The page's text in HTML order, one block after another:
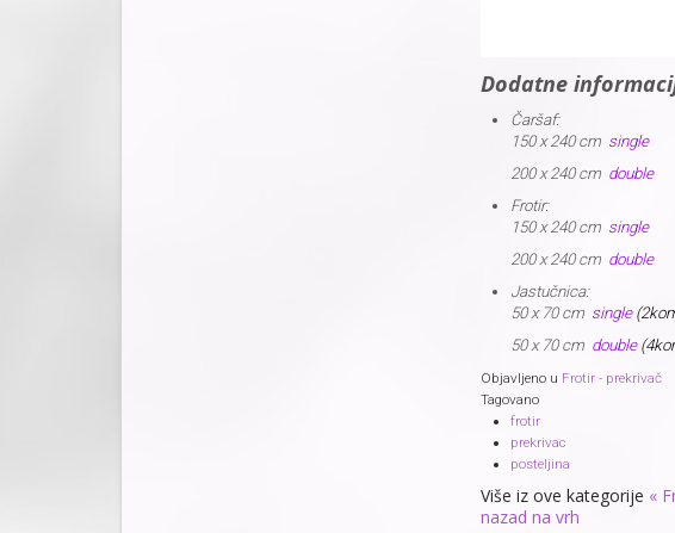
Dodatne
Čaršaf:
150 x 240 cm single
200 x 240 cm double
Frotir:
150 x 240 cm single
200 x 240 cm double
Jastučnica:
50 x 70 cm single
50 x 70 cm double
Objavljeno u Frotir - prekrivač
Tagovano
frotir
prekrivac
posteljina
Više iz ove kategorije «
nazad na vrh